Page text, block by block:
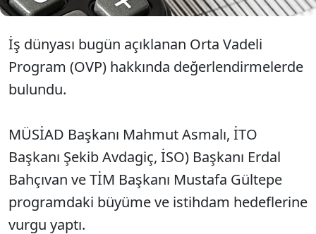
İş dünyası bugün açıklanan Orta Vadeli
Program (OVP) hakkında değerlendirmelerde
bulundu.
MÜSİAD Başkanı Mahmut Asmalı, İTO
Başkanı Şekib Avdagiç, İSO) Başkanı Erdal
Bahçıvan ve TİM Başkanı Mustafa Gültepe
programdaki büyüme ve istihdam hedeflerine
vurgu yaptı.